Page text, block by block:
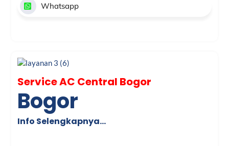
Whatsapp
Service AC Central Bogor
Bogor
Info Selengkapnya…